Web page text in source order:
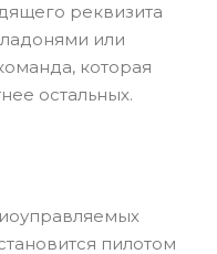
реквизита
или
которая
остальных.
пилотом